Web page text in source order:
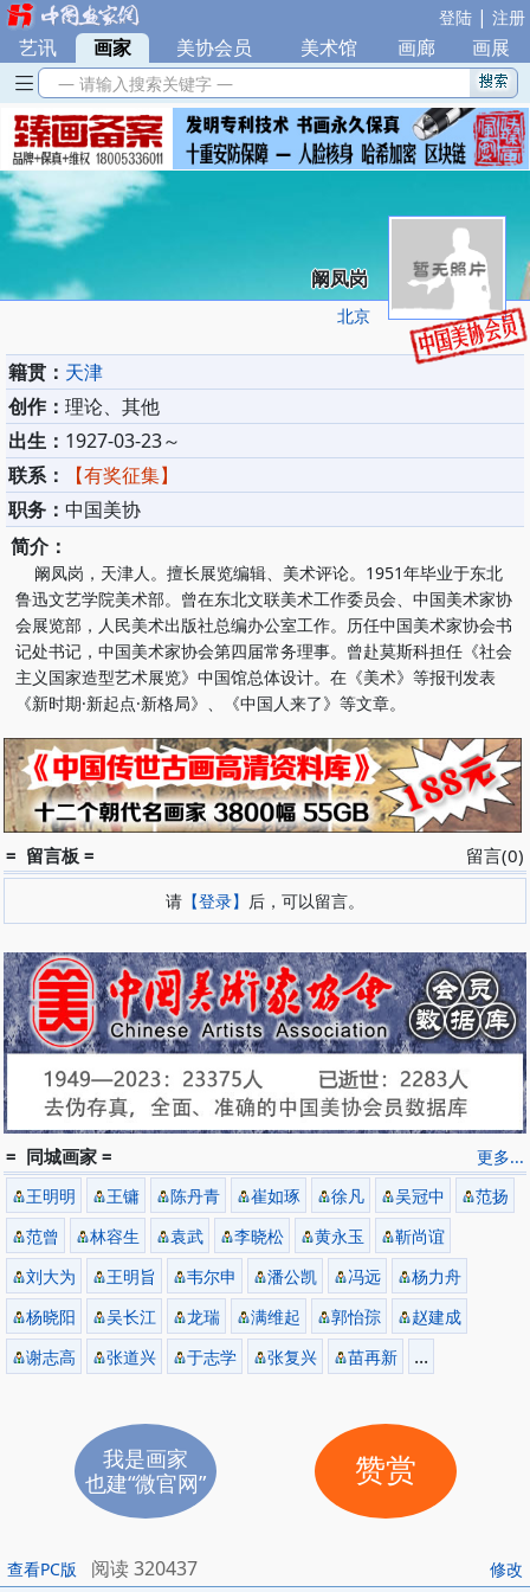
登陆 | 注册
艺讯 | 画家 美协会员 美术馆 画廊 画展
— 请输入搜索关键字 —
阚凤岗
北京
籍贯： 天津
创作： 理论、其他
出生： 1927-03-23～
联系：
【有奖征集】
职务： 中国美协
简介：
阚凤岗，天津人。擅长展览编辑、美术评论。1951年毕业于东北
鲁迅文艺学院美术部。曾在东北文联美术工作委员会、中国美术家协
会展览部，人民美术出版社总编办公室工作。历任中国美术家协会书
记处书记，中国美术家协会第四届常务理事。曾赴莫斯科担任《社会
主义国家造型艺术展览》中国馆总体设计。在《美术》等报刊发表
《新时期·新起点·新格局》、《中国人来了》等文章。
留言(0)
= 留言板 =
请 【登录】 后，可以留言。
更多...
= 同城画家 =
王明明 王镛 陈丹青 崔如琢 徐凡 吴冠中
范扬
范曾
林容生 袁武 李晓松 黄永玉
靳尚谊
刘大为
王明旨 韦尔申 潘公凯 冯远
杨力舟
杨晓阳
吴长江 龙瑞 满维起 郭怡孮
赵建成
谢志高
张道兴 于志学 张复兴 苗再新 ...
我是画家
也建“微官网”
赞赏
修改
查看PC版 阅读 320437